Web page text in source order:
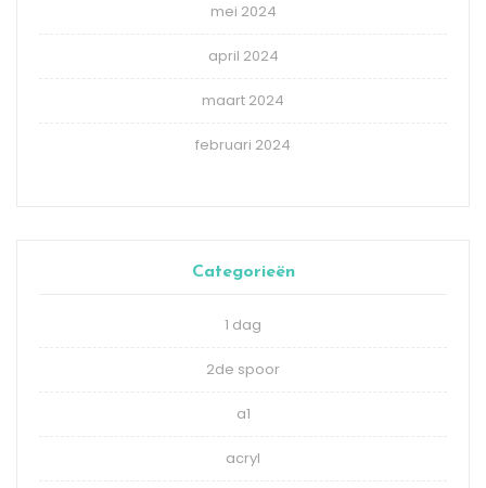
mei 2024
april 2024
maart 2024
februari 2024
Categorieën
1 dag
2de spoor
a1
acryl